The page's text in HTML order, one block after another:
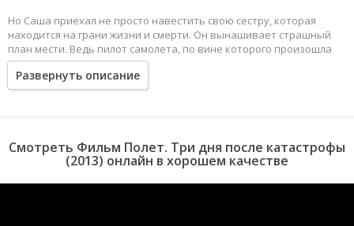
Но Саша приехал не просто навестить свою сестру, которая
находится на грани жизни и смерти. Он вынашивает страшный
план мести. Ведь пилот самолета, по вине которого произошла
трагедия, чудом остался жив.
Отомстить оказывается не так просто и совсем скоро герой
Развернуть описание
Смотреть Фильм Полет. Три дня после катастрофы
(2013) онлайн в хорошем качестве